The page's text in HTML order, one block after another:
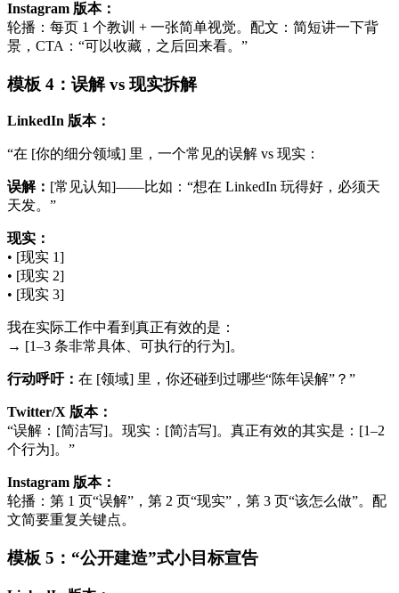
Instagram 版本：
轮播：每页 1 个教训 + 一张简单视觉。配文：简短讲一下背
景，CTA：“可以收藏，之后回来看。”
模板 4：误解 vs 现实拆解
LinkedIn 版本：
“在 [你的细分领域] 里，一个常见的误解 vs 现实：
误解： [常见认知]——比如：“想在 LinkedIn 玩得好，必须天
天发。”
现实：
• [现实 1]
• [现实 2]
• [现实 3]
我在实际工作中看到真正有效的是：
→ [1–3 条非常具体、可执行的行为]。
行动呼吁： 在 [领域] 里，你还碰到过哪些“陈年误解”？”
Twitter/X 版本：
“误解：[简洁写]。现实：[简洁写]。真正有效的其实是：[1–2
个行为]。”
Instagram 版本：
轮播：第 1 页“误解”，第 2 页“现实”，第 3 页“该怎么做”。配
文简要重复关键点。
模板 5：“公开建造”式小目标宣告